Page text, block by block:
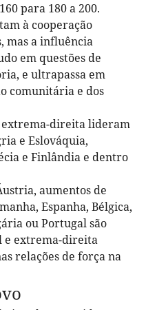
para 180 a 200.
à cooperação
mas a influência
em questões de
e ultrapassa em
comunitária e dos
direita lideram
e Eslováquia,
e Finlândia e dentro
aumentos de
Espanha, Bélgica,
ou Portugal são
e extrema-direita
relações de força na